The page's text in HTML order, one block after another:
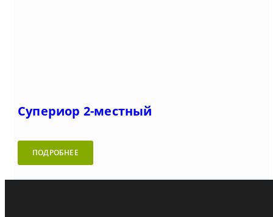
Супериор 2-местный
ПОДРОБНЕЕ